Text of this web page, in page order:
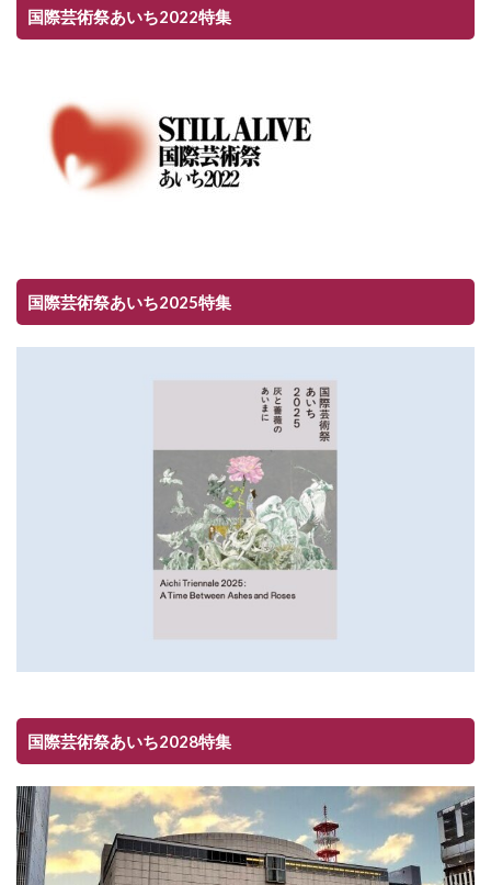
国際芸術祭あいち2022特集
国際芸術祭あいち2025特集
国際芸術祭あいち2028特集